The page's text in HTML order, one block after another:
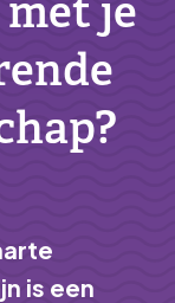
je
is een